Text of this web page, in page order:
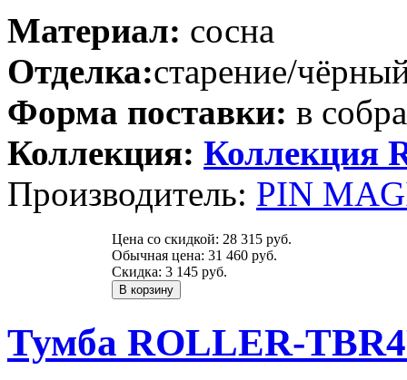
Материал: сосна
Отделка:старение/
Форма поставки: в
Коллекция: Коллекция
Производитель: PIN
Цена со скидкой: 28 315 руб.
Обычная цена: 31 460 руб.
Скидка: 3 145 руб.
Тумба ROLLER-